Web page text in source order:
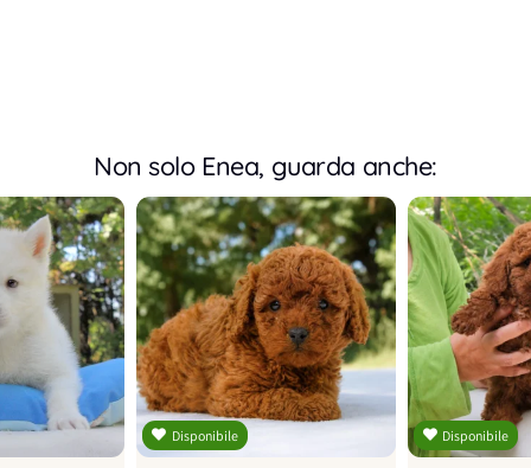
Non solo Enea, guarda anche:
Disponibile Disponibile